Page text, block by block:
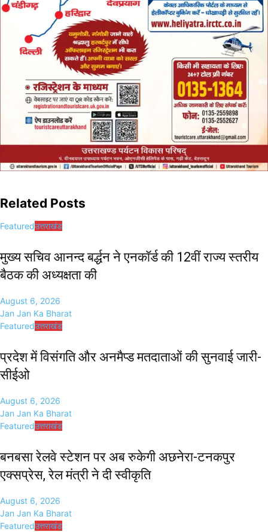
Related Posts
Featuredउत्तराखंड
मुख्य सचिव आनन्द बर्द्धन ने एनकॉर्ड की 12वीं राज्य स्तरीय
बैठक की अध्यक्षता की
August 6, 2026
Jan Jan Ka Bharat
Featuredउत्तराखंड
प्रदेश में विसंगति और अनमैप्ड मतदाताओं की सुनवाई जारी-
सीईओ
August 6, 2026
Jan Jan Ka Bharat
Featuredउत्तराखंड
बनबसा रेलवे स्टेशन पर अब रुकेगी अछनेरा-टनकपुर
एक्सप्रेस, रेल मंत्री ने दी स्वीकृति
August 6, 2026
Jan Jan Ka Bharat
Featuredउत्तराखंड